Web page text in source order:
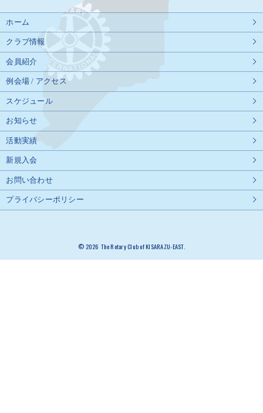
ホーム
クラブ情報
会員紹介
例会場 / アクセス
スケジュール
お知らせ
活動実績
新規入会
お問い合わせ
プライバシーポリシー
© 2026 The Rotary Club of KISARAZU-EAST.